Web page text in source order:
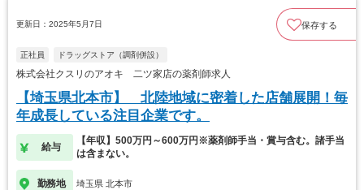
更新日：2025年5月7日 保存する
正社員 ドラッグストア（調剤併設）
株式会社クスリのアオキ 二ツ家店の薬剤師求人
【埼玉県北本市】 北陸地域に密着した店舗展開！毎
年成長している注目企業です。
給与
【年収】500万円～600万円※薬剤師手当・賞与含む。諸手当
は含まない。
勤務地 埼玉県 北本市